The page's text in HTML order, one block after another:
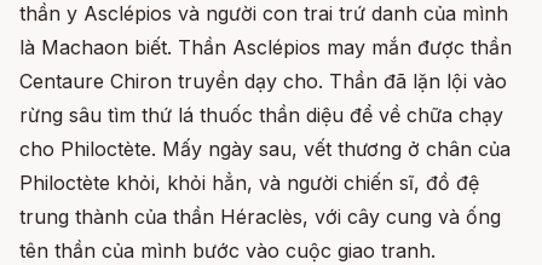
thần y Asclépios và người con trai trứ danh của mình
là Machaon biết. Thần Asclépios may mắn được thần
Centaure Chiron truyền dạy cho. Thần đã lặn lội vào
rừng sâu tìm thứ lá thuốc thần diệu để về chữa chạy
cho Philoctète. Mấy ngày sau, vết thương ở chân của
Philoctète khỏi, khỏi hẳn, và người chiến sĩ, đồ đệ
trung thành của thần Héraclès, với cây cung và ống
tên thần của mình bước vào cuộc giao tranh.